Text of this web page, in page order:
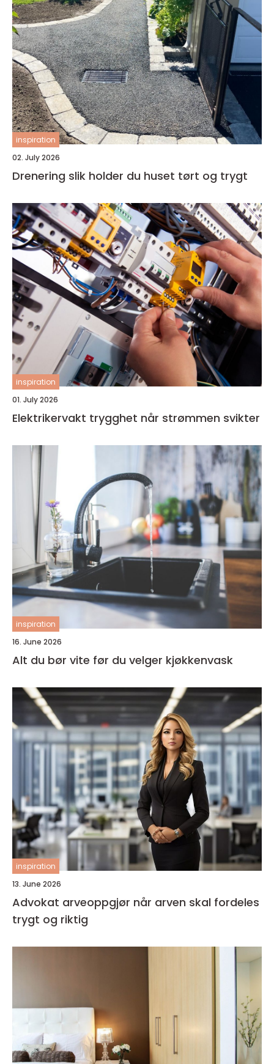
inspiration
02. July 2026
Drenering slik holder du huset tørt og trygt
inspiration
01. July 2026
Elektrikervakt trygghet når strømmen svikter
inspiration
16. June 2026
Alt du bør vite før du velger kjøkkenvask
inspiration
13. June 2026
Advokat arveoppgjør når arven skal fordeles
trygt og riktig